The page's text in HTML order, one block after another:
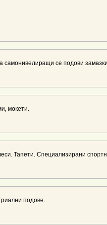
се подови
мокети.
Тапети. Специализирани
подове.